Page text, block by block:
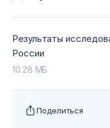
Результаты
России
10.28 МБ
Поделиться